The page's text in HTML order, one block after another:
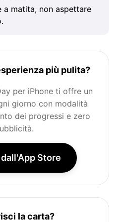
a matita, non aspettare
più pulita?
per iPhone ti offre un
giorno con modalità
dei progressi e zero
Store
la carta?